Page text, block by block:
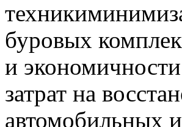
буровых
и экономичности
затрат на
автомобильных